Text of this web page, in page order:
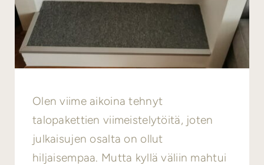
Olen viime aikoina tehnyt
talopakettien viimeistelytöitä, joten
julkaisujen osalta on ollut
hiljaisempaa. Mutta kyllä väliin mahtui